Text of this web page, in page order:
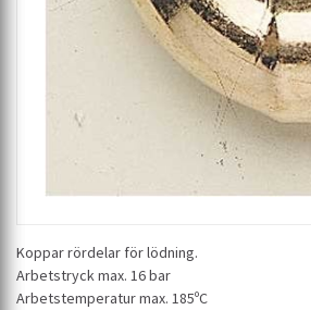
Koppar rördelar för lödning.
Arbetstryck max. 16 bar
Arbetstemperatur max. 185ºC